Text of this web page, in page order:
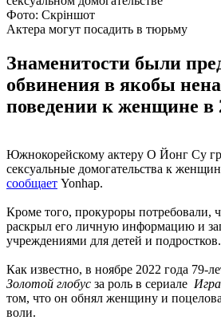
Фото: Скріншот
Актера могут посадить в тюрьму
Знаменитости были
обвинения в якобы
поведении к женщине в
Южнокорейскому актеру О Йонг Су
сексуальные домогательства к
сообщает Yonhap.
Кроме того, прокуроры потребовали,
раскрыл его личную информацию и
учреждениями для детей и подростков.
Как известно, в ноябре 2022 года 79-
Золотой глобус за роль в сериале
том, что он обнял женщину и
воли.